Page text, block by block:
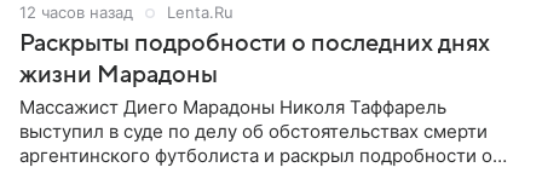
12 часов назад Lenta.Ru
Раскрыты подробности о последних днях
жизни Марадоны
Массажист Диего Марадоны Николя Таффарель
выступил в суде по делу об обстоятельствах смерти
аргентинского футболиста и раскрыл подробности о